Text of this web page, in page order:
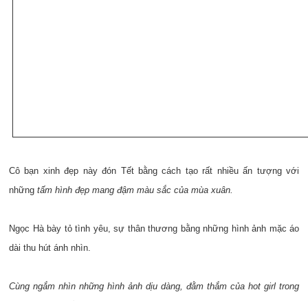
Cô bạn xinh đẹp này đón Tết bằng cách tạo rất nhiều ấn tượng với
những tấm hình đẹp mang đậm màu sắc của mùa xuân.
Ngọc Hà bày tỏ tình yêu, sự thân thương bằng những hình ảnh mặc áo
dài thu hút ánh nhìn.
Cùng ngắm nhìn những hình ảnh dịu dàng, đằm thắm của hot girl trong